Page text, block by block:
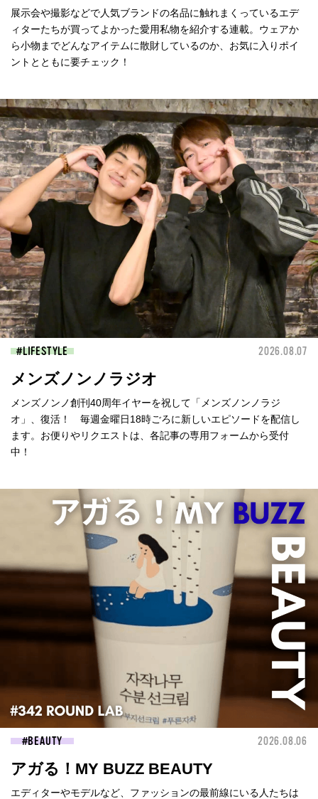
展示会や撮影などで人気ブランドの名品に触れまくっているエデ
ィターたちが買ってよかった愛用私物を紹介する連載。ウェアか
ら小物までどんなアイテムに散財しているのか、お気に入りポイ
ントとともに要チェック！
LIFESTYLE 2026.08.07
メンズノンノラジオ
メンズノンノ創刊40周年イヤーを祝して「メンズノンノラジ
オ」、復活！ 毎週金曜日18時ごろに新しいエピソードを配信し
ます。お便りやリクエストは、各記事の専用フォームから受付
中！
BEAUTY 2026.08.06
アガる！MY BUZZ BEAUTY
エディターやモデルなど、ファッションの最前線にいる人たちは